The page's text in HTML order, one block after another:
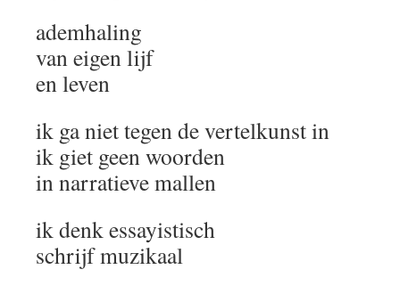
ademhaling
van eigen lijf
en leven
ik ga niet tegen de vertelkunst in
ik giet geen woorden
in narratieve mallen
ik denk essayistisch
schrijf muzikaal